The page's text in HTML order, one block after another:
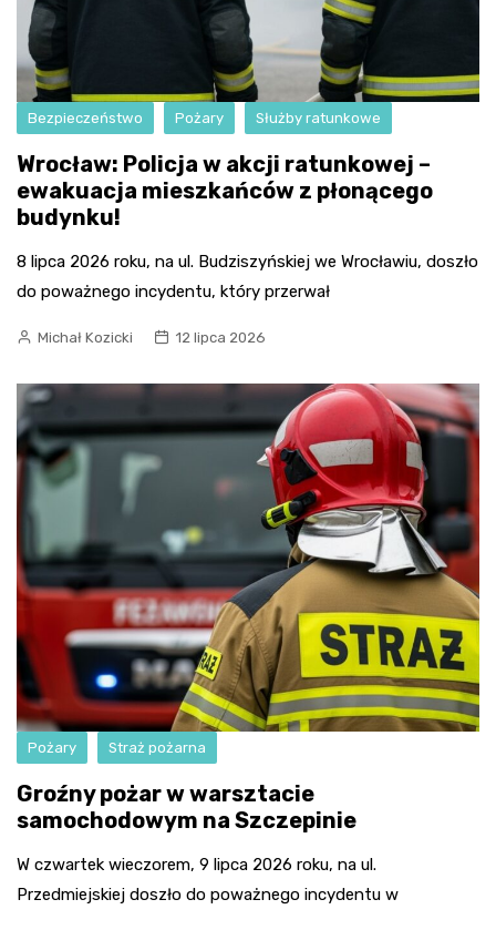
Bezpieczeństwo Pożary Służby ratunkowe
Wrocław: Policja w akcji ratunkowej –
ewakuacja mieszkańców z płonącego
budynku!
8 lipca 2026 roku, na ul. Budziszyńskiej we Wrocławiu, doszło
do poważnego incydentu, który przerwał
Michał Kozicki 12 lipca 2026
Pożary Straż pożarna
Groźny pożar w warsztacie
samochodowym na Szczepinie
W czwartek wieczorem, 9 lipca 2026 roku, na ul.
Przedmiejskiej doszło do poważnego incydentu w